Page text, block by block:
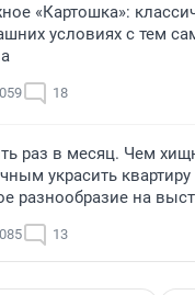
«Картошка»:
условиях с тем
18
раз в месяц. Чем
украсить
разнообразие на
13